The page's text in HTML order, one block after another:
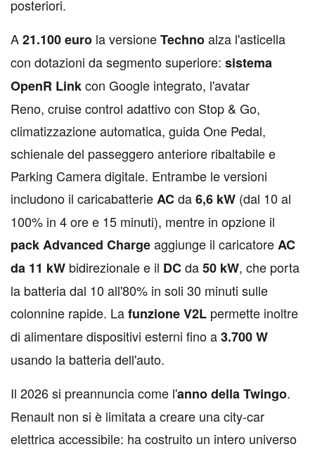
posteriori.
A21.100 euro la versioneTechnoalza l'asticella
con dotazioni da segmento superiore: sistema
OpenR Linkcon Google integrato, l'avatar
Reno, cruise control adattivo con Stop & Go,
climatizzazione automatica, guida One Pedal,
schienale del passeggero anteriore ribaltabile e
Parking Camera digitale. Entrambe le versioni
includono il caricabatterieACda6,6 kW (dal 10 al
100% in 4 ore e 15 minuti), mentre in opzione il
pack Advanced Chargeaggiunge il caricatoreAC
da 11 kW bidirezionale e il DCda50 kW, che porta
la batteria dal 10 all'80% in soli 30 minuti sulle
colonnine rapide. Lafunzione V2L permette inoltre
di alimentare dispositivi esterni fino a3.700 W
usando la batteria dell'auto.
Il 2026 si preannuncia come l'anno della Twingo.
Renault non si è limitata a creare una city-car
elettrica accessibile: ha costruito un intero universo